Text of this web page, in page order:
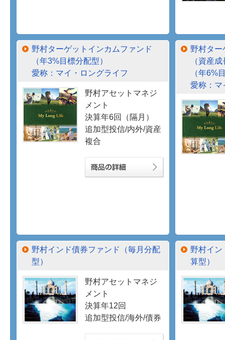
野村ターゲットインカムファンド
（年3%目標分配型）
愛称：マイ・ロングライフ
野村アセットマネジ
メント
決算年6回（隔月）
追加型投信/内外/資産
複合
野村ター
（資産
（年6%
愛称：マ
野村インド債券ファンド（毎月分配
型）
野村アセットマネジ
メント
決算年12回
追加型投信/海外/債券
野村イン
算型）